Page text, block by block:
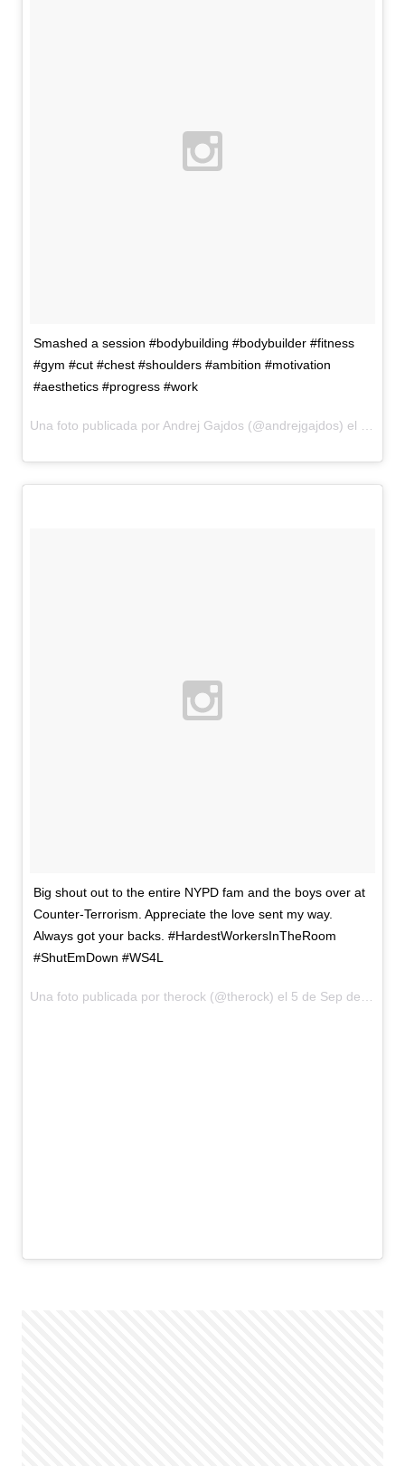
Smashed a session #bodybuilding #bodybuilder #fitness
#gym #cut #chest #shoulders #ambition #motivation
#aesthetics #progress #work
Big shout out to the entire NYPD fam and the boys over at
Counter-Terrorism. Appreciate the love sent my way.
Always got your backs. #HardestWorkersInTheRoom
#ShutEmDown #WS4L
Una foto publicada por therock (@therock) el 5 de Sep de 2015 a la(s) 7:24 PDT